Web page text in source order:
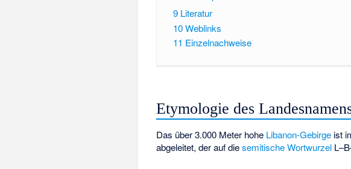
9 Literatur
10Weblinks
11 Einzelnachweise
Etymologie des
Das über 3.000 Meter hohe Libanon-Gebirge ist
abgeleitet, der auf diesemitische Wortwurzel